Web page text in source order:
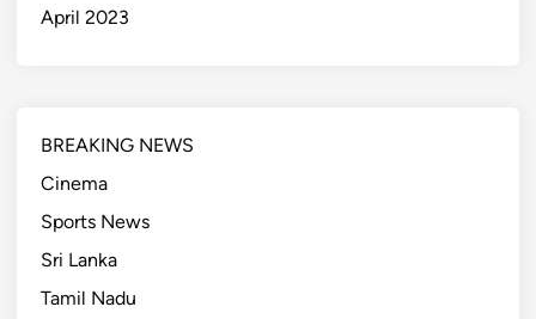
April 2023
BREAKING NEWS
Cinema
Sports News
Sri Lanka
Tamil Nadu